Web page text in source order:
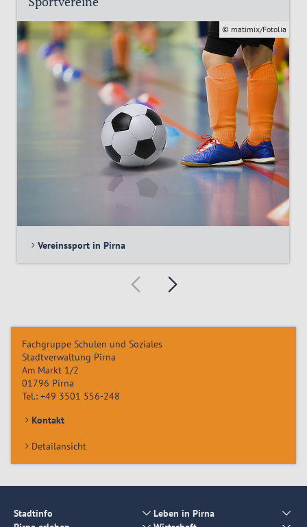
© matimix/Fotolia
Vereinssport in Pirna
Fachgruppe Schulen und Soziales
Stadtverwaltung Pirna
Am Markt 1/2
01796 Pirna
Tel.: +49 3501 556-248
Kontakt
Detailansicht
Stadtinfo
Leben in Pirna